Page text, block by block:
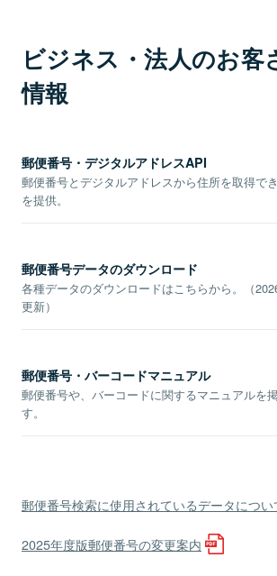
ビジネス・法人のお客
情報
郵便番号・デジタルアドレスAPI
郵便番号とデジタルアドレスから住所を取得で
を提供。
郵便番号データのダウンロード
各種データのダウンロードはこちらから。（
更新）
郵便番号・バーコードマニュアル
郵便番号や、バーコードに関するマニュアルを
す。
郵便番号検索に使用されているデータについ
2025年度版郵便番号の変更案内